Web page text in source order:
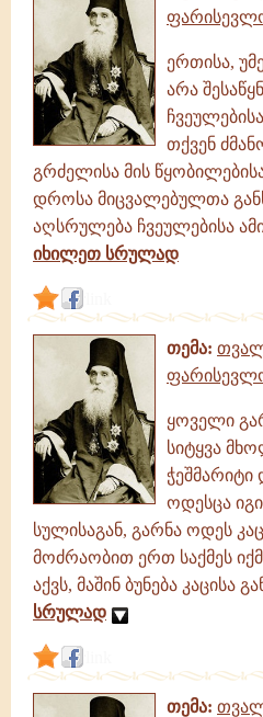
ფარისევლობა,
გამონათქვამები
ერთისა,
არა
თქვენ
გრძელისა მის
დროსა მიცვალებულთა
აღსრულება ჩვეულებისა
იხილეთ სრულად
თემა:
ყოველი
სიტყვა
ოდესცა
სულისაგან, გარნა ოდეს
მოძრაობით ერთ საქმეს
აქვს, მაშინ ბუნება კაცისა
სრულად
თემა: